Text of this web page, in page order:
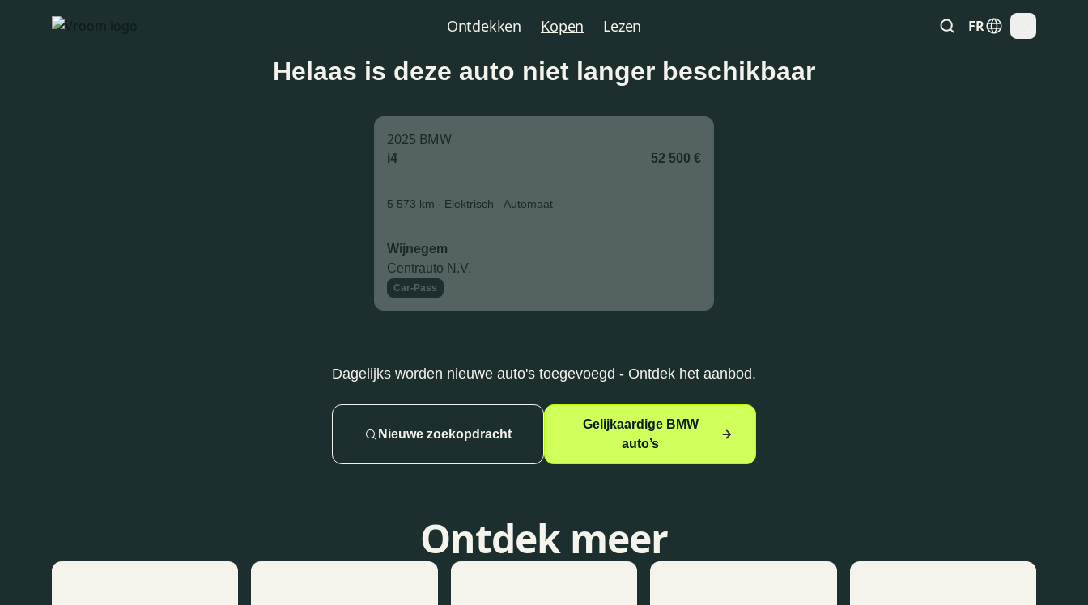
Ontdekken Kopen Lezen FR
Helaas is deze auto niet langer beschikbaar
2025 BMW
i4 52 500 €
5 573 km Elektrisch Automaat
Wijnegem
Centrauto N.V.
Car-Pass
Dagelijks worden nieuwe auto's toegevoegd - Ontdek het aanbod.
Nieuwe zoekopdracht
Gelijkaardige BMW
auto’s
Ontdek meer